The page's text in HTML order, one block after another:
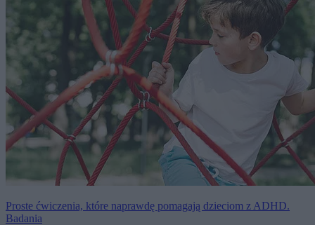
Proste ćwiczenia, które naprawdę pomagają dzieciom z ADHD.
Badania